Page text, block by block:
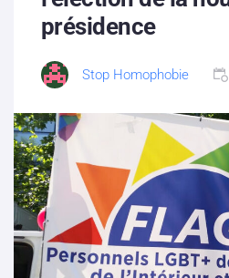
Contacts
présidence
Stop Homophobie